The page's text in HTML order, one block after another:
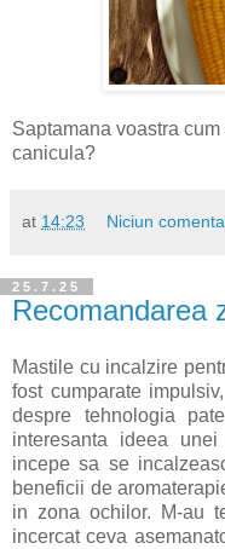
Saptamana voastra
canicula?
at 14:23 Niciun
25.7.25
Recomandarea
Mastile cu incalzire
fost cumparate
despre tehnologia
interesanta ideea
incepe sa se
beneficii de
in zona ochilor. M-au
incercat ceva